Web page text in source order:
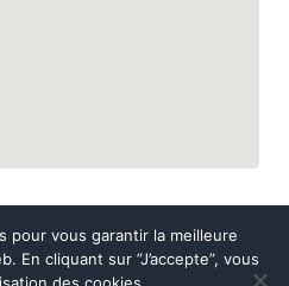
pour vous garantir la meilleure
En cliquant sur ”J’accepte”, vous